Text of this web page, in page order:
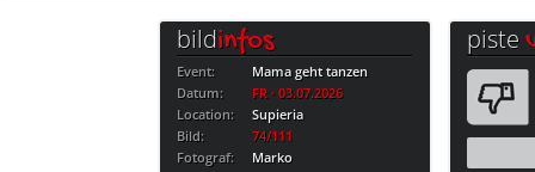
bildinfos
Event:
Mama geht tanzen
Datum:
FR · 03.07.2026
Location:
Supieria
Bild:
74/111
Fotograf:
Marko
piste